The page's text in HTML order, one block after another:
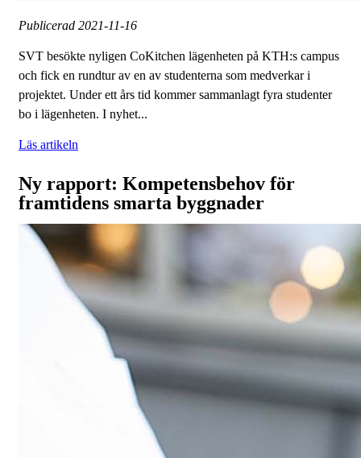
Publicerad 2021-11-16
SVT besökte nyligen CoKitchen lägenheten på KTH:s campus
och fick en rundtur av en av studenterna som medverkar i
projektet. Under ett års tid kommer sammanlagt fyra studenter
bo i lägenheten. I nyhet...
Läs artikeln
Ny rapport: Kompetensbehov för
framtidens smarta byggnader